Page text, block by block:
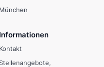
München
Informationen
Kontakt
Stellenangebote